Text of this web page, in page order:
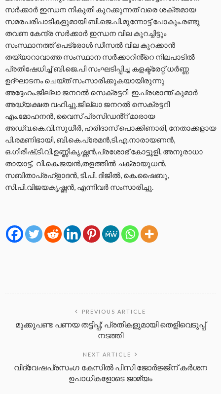
സർക്കാർ ഇന്ധന നികുതി കുറക്കുന്നത് വരെ ശക്തമായ
സമരപരിപാടികളുമായി ബി.ജെ.പി.മുന്നോട്ട് പോകും.രണ്ടു
തവണ കേന്ദ്ര സർക്കാർ ഇന്ധന വില കുറച്ചിട്ടും
സംസ്ഥാനത്ത് പെട്രോൾ ഡീസൽ വില കുറക്കാൻ
തയ്യാറാവാത്ത സംസ്ഥാന സർക്കാറിൻ്റെ നിലപാടിൽ
പ്രതിഷേധിച്ച് ബി.ജെ.പി സംഘടിപ്പിച്ച കളക്ട്രേറ്റ് ധർണ്ണ
ഉദ്ഘാടനം ചെയ്ത് സംസാരിക്കുകയായിരുന്നു
അദ്ദേഹം.ജില്ലാ ജനറൽ സെക്രട്ടറി ഇ.പ്രശാന്ത് കുമാർ
അദ്ധ്യക്ഷത വഹിച്ചു.ജില്ലാ ജനറല്‍ സെക്രട്ടറി
എം.മോഹനൻ, വൈസ് പ്രസിഡൻ്റ് മാരായ
അഡ്വ.കെ.വി.സുധീർ, ഹരിദാസ് പൊക്കിണാരി, നേതാക്കളായ
പി.രമണിഭായി, ബി.കെ.പ്രേമന്‍,ടി.എ.നാരായണന്‍,
ഒ.ഗിരീഷ്,ടി.വി.ഉണ്ണികൃഷ്ണൻ,പ്രശോഭ് കോട്ടൂളി, അനുരാധാ
തായാട്ട്, വി.കെ.ജയൻ,തളത്തില്‍ ചക്രായുധന്‍,
സബിതാപ്രഹ്ളാദൻ, ടി.പി. ദിജിൽ, കെ.ഷൈബു,
സി.പി.വിജയകൃഷ്ണൻ, എന്നിവർ സംസാരിച്ചു.
PREVIOUS ARTICLE
മുക്കുപണ്ട പണയ തട്ടിപ്പ്; പ്രതികളുമായി തെളിവെടുപ്പ്
നടത്തി
NEXT ARTICLE
വിദ്വേഷപ്രസംഗ കേസിൽ പിസി ജോർജ്ജിന് കർശന
ഉപാധികളോടെ ജാമ്യം